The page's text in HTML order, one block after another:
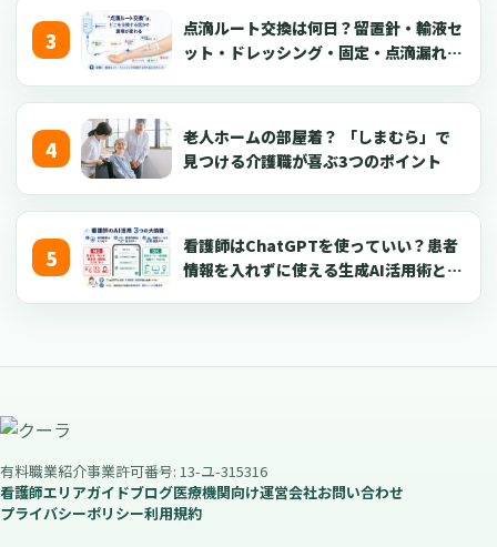
点滴ルート交換は何日？留置針・輸液セ
ット・ドレッシング・固定・点滴漏れ対
老人ホームの部屋着？ 「しまむら」で
見つける介護職が喜ぶ3つのポイント
看護師はChatGPTを使っていい？患者
情報を入れずに使える生成AI活用術とプ
有料職業紹介事業許可番号: 13-ユ-315316
看護師エリアガイドブログ医療機関向け運営会社お問い合わせ
プライバシーポリシー利用規約